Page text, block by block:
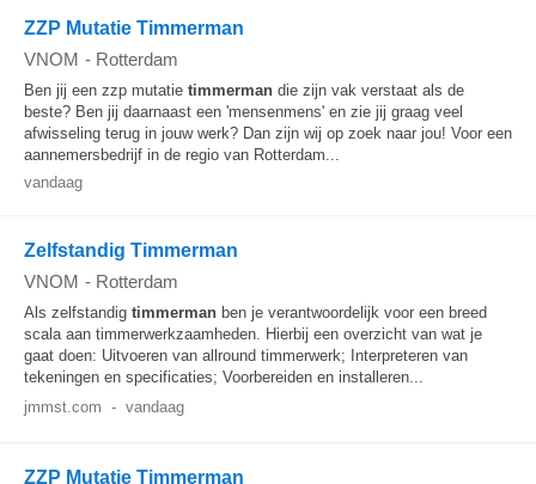
ZZP Mutatie Timmerman
VNOM - Rotterdam
Ben jij een zzp mutatie timmerman die zijn vak verstaat als de
beste? Ben jij daarnaast een 'mensenmens' en zie jij graag veel
afwisseling terug in jouw werk? Dan zijn wij op zoek naar jou! Voor een
aannemersbedrijf in de regio van Rotterdam...
vandaag
Zelfstandig Timmerman
VNOM - Rotterdam
Als zelfstandig timmerman ben je verantwoordelijk voor een breed
scala aan timmerwerkzaamheden. Hierbij een overzicht van wat je
gaat doen: Uitvoeren van allround timmerwerk; Interpreteren van
tekeningen en specificaties; Voorbereiden en installeren...
jmmst.com - vandaag
ZZP Mutatie Timmerman